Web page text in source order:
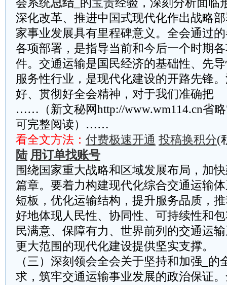
会系统总结_的宝贵经验，深刻分析面临
深化改革、推进中国式现代化作出战略
家事业发展具有里程碑意义。全会通过
各项部署，是指导当前和今后一个时期
件。交通运输是国民经济的基础性、先
服务性行业，是现代化建设的开路先锋
好、贯彻好全会精神，对于我们准确把
……（新文秘网http://www.wm114.cn省
可完整阅读）……
看全文方法： 付费极速开通 投稿换积分(
陆 用订单找账号
围绕国家重大战略和区域发展布局，加
篇章。要着力构建现代化综合交通运输
短板，优化运输结构，提升服务品质，
好地体现人民性、协同性、可持续性和
民满意、保障有力、世界前列的交通运
更大范围的现代化建设提供坚实支撑。
（三）深刻领会全会关于坚持和加强_的
求，筑牢交通运输事业发展的政治保证